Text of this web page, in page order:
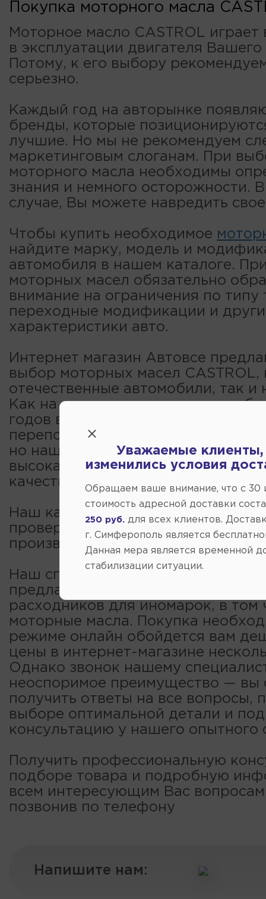
Покупка моторного масла
Моторное масло CASTROL
в эксплуатации двигателя
Потому, к его выбору
серьезно.
Каждый год на авторынке
бренды, которые
лучшие. Но мы не рекомендуем
маркетинговым слоганам. При
моторного масла необходимы
знания и немного осторожности.
случае, Вы можете навредить
Чтобы купить необходимое
найдите марку, модель и
автомобиля в нашем каталоге.
моторных масел обязательно
внимание на ограничения по типу
переходные модификации и
характеристики авто.
Интернет магазин Автовсе
выбор моторных масел CASTROL,
отечественные автомобили, так и
Как на свежие модели, так и на
годов выпуска. Рынок в
переполнен разнообразными
но наши цены Вас приятно
высокая цена не всегда говорит
качестве.
Наш каталог моторных масел
проверенные бренды от
производителей.
Наш специализированный
предлагает огромный выбор
расходников для иномарок, в том
моторные масла. Покупка
режиме онлайн обойдется вам
цены в интернет-магазине
Однако звонок нашему
неоспоримое преимущество — вы
получить ответы на все вопросы,
выборе оптимальной детали и
консультацию у нашего опытного
Получить профессиональную
подборе товара и подробную
всем интересующим Вас
позвонив по телефону
Напишите нам:
Уважаемые клиенты,
изменились условия
Обращаем ваше внимание, что c 30
стоимость адресной доставки
250 руб. для всех клиентов.
г. Симферополь является
Данная мера является временной
стабилизации ситуации.